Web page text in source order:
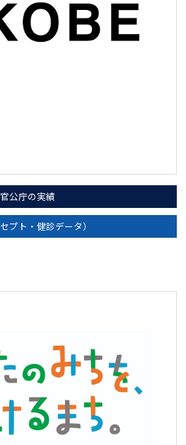
官公庁の実績
プト・健診データ）